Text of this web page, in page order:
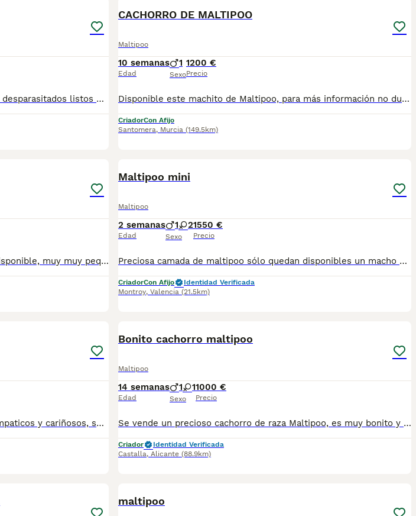
Cachorros machos de maltipoo Vacunados, desparasitados listos para entregar. Más información wasap al 650546192
CACHORRO DE MALTIPOO
Maltipoo
10 semanas
Edad
1
Sexo
1200 €
Precio
Disponible este machito de Maltipoo, para más información no dude en contactar con nosotros.
CriadorCon Afijo
Santomera, Murcia (149.5km)
Precioso cachorrito de maltipoo machito disponible, muy muy pequeño de tamaño en adulto. Madre bichon maltes y padre caniche toy rojo línea asiatica. Solo queda este cachorrito de la camada. Estamos en la comunidad valenciana en rojales. Se puede recoger personalmente con cita previa en las instalaciones. Hacemos envíos solo en España con empresa especializada en transporte de mascotas.
Maltipoo mini
Maltipoo
2 semanas
Edad
1 2
Sexo
1550 €
Precio
Preciosa camada de maltipoo sólo quedan disponibles un macho y dos hembras . Se entregan con sus vacunas al día y desparacitados .
CriadorCon Afijo
Identidad Verificada
Montroy, Valencia (21.5km)
Preciosos cachorritos de maltipoo, muy simpaticos y cariñosos, se entregarán una vez estén listos para marcharse con sus nuevas familias. Criados con mucho cariño tienen un maravilloso carácter muy juguetones y cariñosos Si quieres saber más sobre estos simpáticos cachorritos pídenos información sin ningun compromiso. Un saludo
Bonito cachorro maltipoo
Maltipoo
14 semanas
Edad
1 1
Sexo
1000 €
Precio
Se vende un precioso cachorro de raza Maltipoo, es muy bonito y està muy educado. Se entrega con las vacunas al dia, desparasitado, con chip y garantía vírica.
Criador
Identidad Verificada
Castalla, Alicante (88.9km)
maltipoo